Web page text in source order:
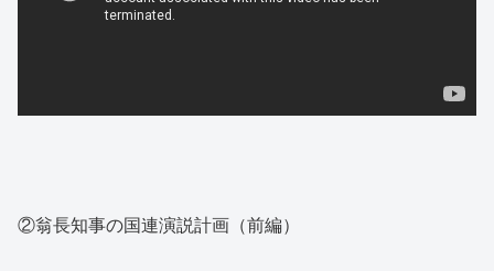
②翁長知事の国連演説計画（前編）